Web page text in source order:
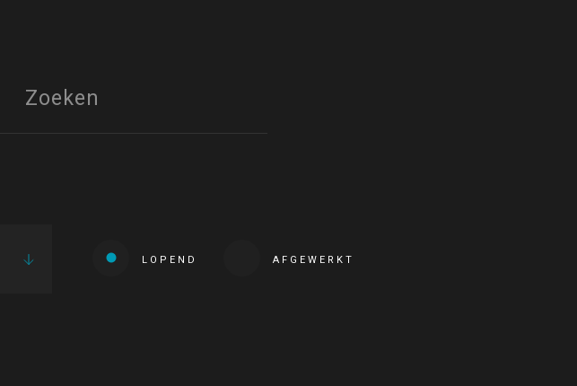
LOPEND AFGEWERKT